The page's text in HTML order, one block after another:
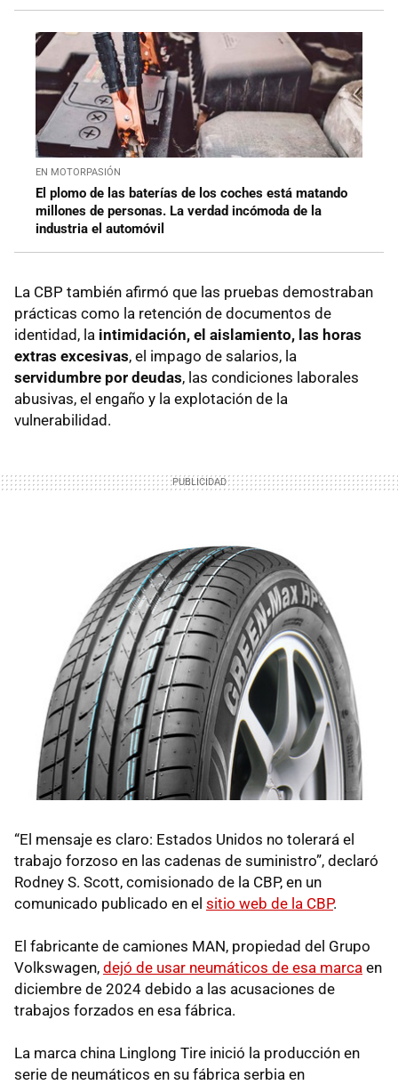
EN MOTORPASIÓN
El plomo de las baterías de los coches está matando
millones de personas. La verdad incómoda de la
industria el automóvil
La CBP también afirmó que las pruebas demostraban
prácticas como la retención de documentos de
identidad, la intimidación, el aislamiento, las horas
extras excesivas, el impago de salarios, la
servidumbre por deudas, las condiciones laborales
abusivas, el engaño y la explotación de la
vulnerabilidad.
“El mensaje es claro: Estados Unidos no tolerará el
trabajo forzoso en las cadenas de suministro”, declaró
Rodney S. Scott, comisionado de la CBP, en un
comunicado publicado en el sitio web de la CBP.
El fabricante de camiones MAN, propiedad del Grupo
Volkswagen, dejó de usar neumáticos de esa marca en
diciembre de 2024 debido a las acusaciones de
trabajos forzados en esa fábrica.
La marca china Linglong Tire inició la producción en
serie de neumáticos en su fábrica serbia en